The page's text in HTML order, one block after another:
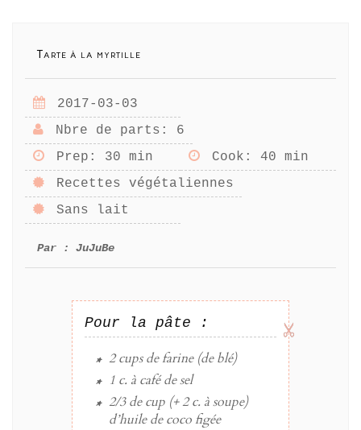
Tarte à la myrtille
2017-03-03
Nbre de parts : 6
Prep : 30 min Cook : 40 min
Recettes végétaliennes
Sans lait
Par : JuJuBe
Pour la pâte :
2 cupsdefarine(de blé)
1 c. à cafédesel
2/3 de cup (+ 2 c. à soupe)
d’huile de cocofigée